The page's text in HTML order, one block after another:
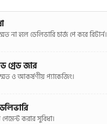
না হলে ডেলিভারি চার্জ পে করে রিটার্ন।
গ্রেড জার
ও আকর্ষণীয় প্যাকেজিং।
করার সুবিধা।